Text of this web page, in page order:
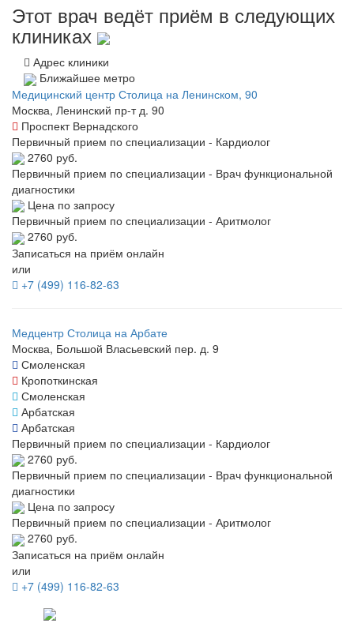
Этот врач ведёт приём в следующих
клиниках
Адрес клиники
Ближайшее метро
Медицинский центр Столица на Ленинском, 90
Москва, Ленинский пр-т д. 90
Проспект Вернадского
Первичный прием по специализации - Кардиолог
2760 руб.
Первичный прием по специализации - Врач функциональной
диагностики
Цена по запросу
Первичный прием по специализации - Аритмолог
2760 руб.
Записаться на приём онлайн
или
+7 (499) 116-82-63
Медцентр Столица на Арбате
Москва, Большой Власьевский пер. д. 9
Смоленская
Кропоткинская
Смоленская
Арбатская
Арбатская
Первичный прием по специализации - Кардиолог
2760 руб.
Первичный прием по специализации - Врач функциональной
диагностики
Цена по запросу
Первичный прием по специализации - Аритмолог
2760 руб.
Записаться на приём онлайн
или
+7 (499) 116-82-63